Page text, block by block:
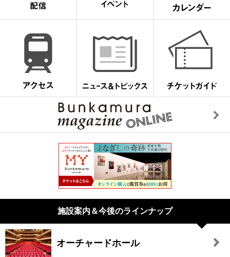
施設案内＆今後のラインナップ
オーチャードホール